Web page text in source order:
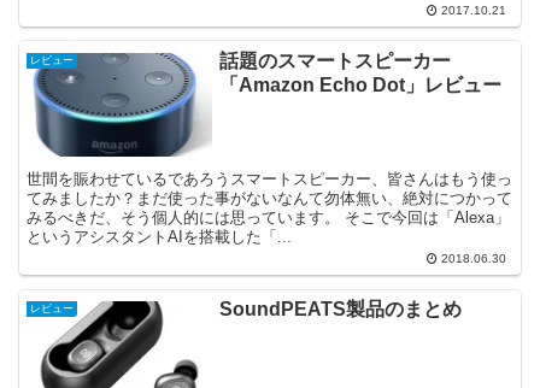
2017.10.21
レビュー
話題のスマートスピーカー
「Amazon Echo Dot」レビュー
世間を賑わせているであろうスマートスピーカー、皆さんはもう使っ
てみましたか？まだ使った事がないなんて勿体無い、絶対につかって
みるべきだ、そう個人的には思っています。 そこで今回は「Alexa」
というアシスタントAIを搭載した「...
2018.06.30
レビュー SoundPEATS製品のまとめ